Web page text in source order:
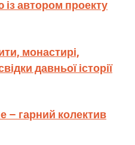
із автором проекту
монастирі,
давньої історії
– гарний колектив